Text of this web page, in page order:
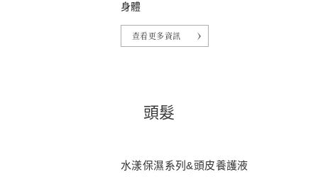
身體
查看更多資訊
頭髮
水漾保濕系列&頭皮養護液